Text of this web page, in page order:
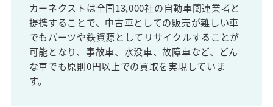
カーネクストは全国13,000社の自動車関連業者と
提携することで、中古車としての販売が難しい車
でもパーツや鉄資源としてリサイクルすることが
可能となり、事故車、水没車、故障車など、どん
な車でも原則0円以上での買取を実現していま
す。